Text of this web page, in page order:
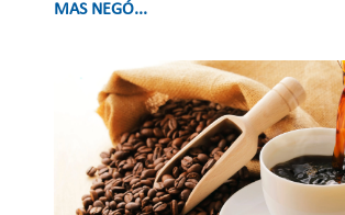
MAS NEGÓ...